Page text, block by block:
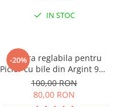
IN STOC
-20%
Bratara reglabila pentru
Picior cu bile din Argint 925
si margele Miyuki verzi
100,00 RON
80,00 RON